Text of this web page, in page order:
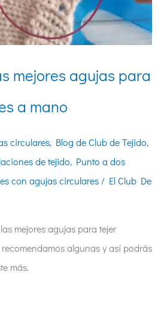
mejores agujas para
a mano
circulares, Blog de Club de Tejido,
de tejido, Punto a dos
con agujas circulares/ El Club De
mejores agujas para tejer
algunas y así podrás
más.